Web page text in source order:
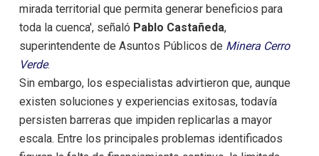
mirada territorial que permita generar beneficios para
toda la cuenca', señaló Pablo Castañeda,
superintendente de Asuntos Públicos de Minera Cerro
Verde.
Sin embargo, los especialistas advirtieron que, aunque
existen soluciones y experiencias exitosas, todavía
persisten barreras que impiden replicarlas a mayor
escala. Entre los principales problemas identificados